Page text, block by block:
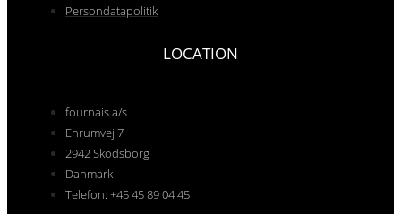
Persondatapolitik
LOCATION
fournais a/s
Enrumvej 7
2942 Skodsborg
Danmark
Telefon: +45 45 89 04 45